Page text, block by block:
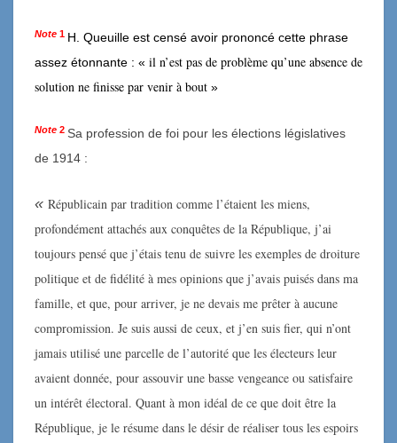
Note 1 H. Queuille est censé avoir prononcé cette phrase
assez étonnante : « il n’est pas de problème qu’une absence de
solution ne finisse par venir à bout »
Note 2 Sa profession de foi pour les élections législatives
de 1914 :
« Républicain par tradition comme l’étaient les miens,
profondément attachés aux conquêtes de la République, j’ai
toujours pensé que j’étais tenu de suivre les exemples de droiture
politique et de fidélité à mes opinions que j’avais puisés dans ma
famille, et que, pour arriver, je ne devais me prêter à aucune
compromission. Je suis aussi de ceux, et j’en suis fier, qui n’ont
jamais utilisé une parcelle de l’autorité que les électeurs leur
avaient donnée, pour assouvir une basse vengeance ou satisfaire
un intérêt électoral. Quant à mon idéal de ce que doit être la
République, je le résume dans le désir de réaliser tous les espoirs